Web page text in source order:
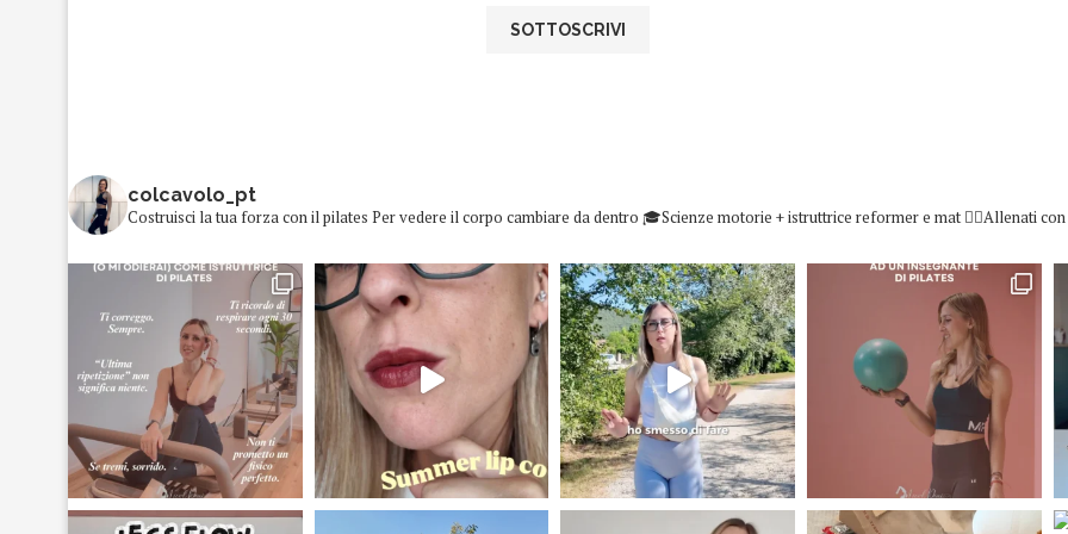
colcavolo_pt
Costruisci la tua forza con il pilates Per vedere il corpo cambiare da dentro 🎓Scienze motorie + istruttrice reformer e mat 👇🏻Allenati